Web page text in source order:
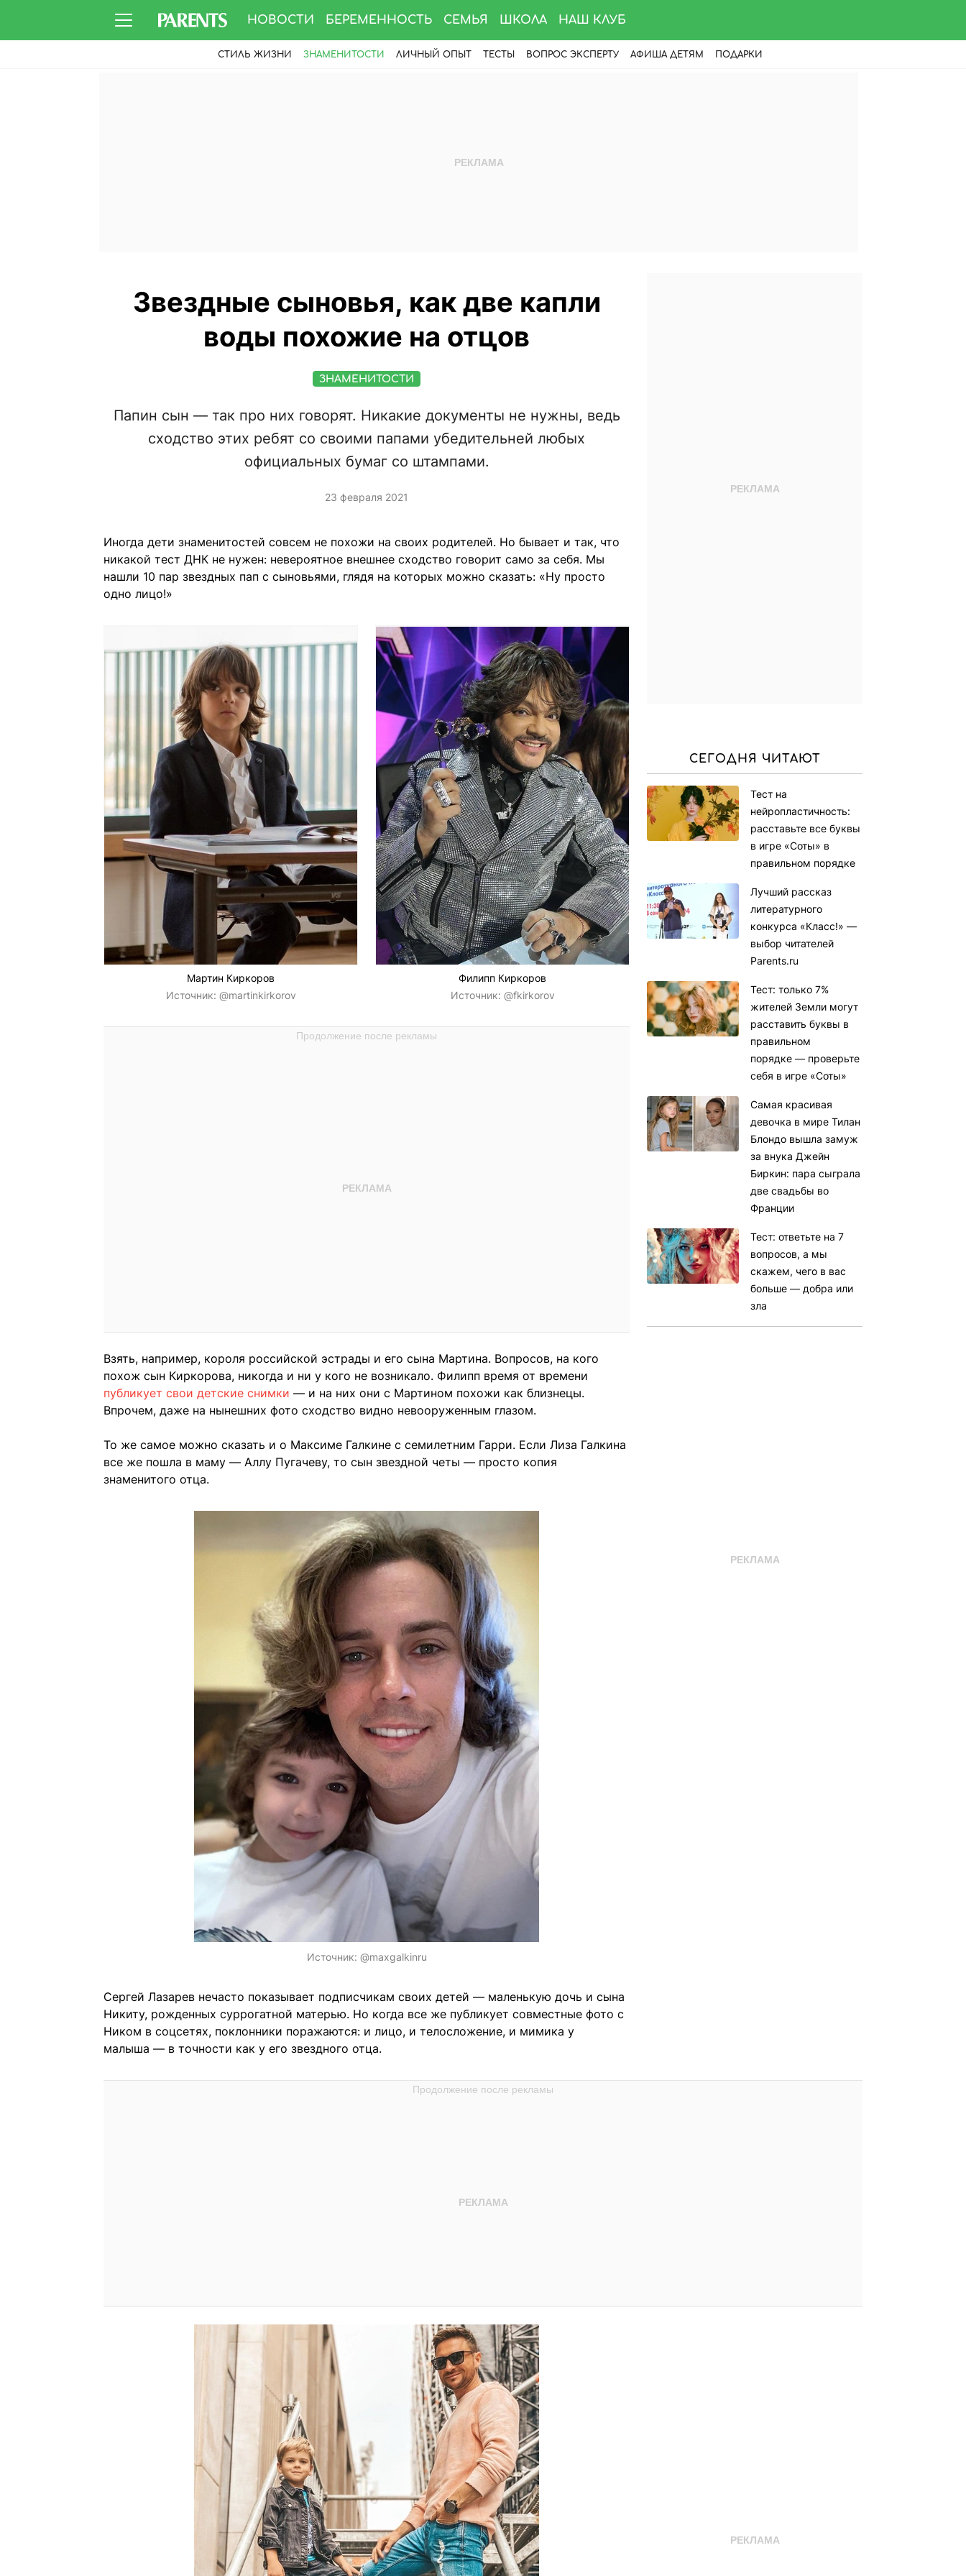
НОВОСТИ БЕРЕМЕННОСТЬ СЕМЬЯ ШКОЛА НАШ КЛУБ
СТИЛЬ ЖИЗНИ ЗНАМЕНИТОСТИ ЛИЧНЫЙ ОПЫТ ТЕСТЫ ВОПРОС ЭКСПЕРТУ АФИША ДЕТЯМ ПОДАРКИ
Звездные сыновья, как две капли
воды похожие на отцов
ЗНАМЕНИТОСТИ
Папин сын — так про них говорят. Никакие документы не нужны, ведь
сходство этих ребят со своими папами убедительней любых
официальных бумаг со штампами.
23 февраля 2021
Иногда дети знаменитостей совсем не похожи на своих родителей. Но бывает и так, что
никакой тест ДНК не нужен: невероятное внешнее сходство говорит само за себя. Мы
нашли 10 пар звездных пап с сыновьями, глядя на которых можно сказать: «Ну просто
одно лицо!»
Мартин Киркоров
Источник: @martinkirkorov
Филипп Киркоров
Источник: @fkirkorov
Взять, например, короля российской эстрады и его сына Мартина. Вопросов, на кого
похож сын Киркорова, никогда и ни у кого не возникало. Филипп время от времени
публикует свои детские снимки — и на них они с Мартином похожи как близнецы.
Впрочем, даже на нынешних фото сходство видно невооруженным глазом.
То же самое можно сказать и о Максиме Галкине с семилетним Гарри. Если Лиза Галкина
все же пошла в маму — Аллу Пугачеву, то сын звездной четы — просто копия
знаменитого отца.
Источник: @maxgalkinru
Сергей Лазарев нечасто показывает подписчикам своих детей — маленькую дочь и сына
Никиту, рожденных суррогатной матерью. Но когда все же публикует совместные фото с
Ником в соцсетях, поклонники поражаются: и лицо, и телосложение, и мимика у
малыша — в точности как у его звездного отца.
СЕГОДНЯ ЧИТАЮТ
Тест на
нейропластичность:
расставьте все буквы
в игре «Соты» в
правильном порядке
Лучший рассказ
литературного
конкурса «Класс!» —
выбор читателей
Parents.ru
Тест: только 7%
жителей Земли могут
расставить буквы в
правильном
порядке — проверьте
себя в игре «Соты»
Самая красивая
девочка в мире Тилан
Блондо вышла замуж
за внука Джейн
Биркин: пара сыграла
две свадьбы во
Франции
Тест: ответьте на 7
вопросов, а мы
скажем, чего в вас
больше — добра или
зла